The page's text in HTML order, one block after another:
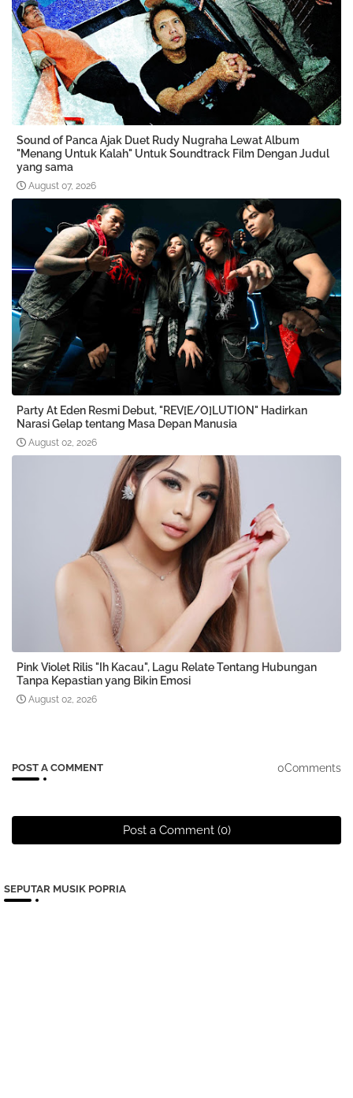
Sound of Panca Ajak Duet Rudy Nugraha Lewat Album
"Menang Untuk Kalah" Untuk Soundtrack Film Dengan Judul
yang sama
August 07, 2026
Party At Eden Resmi Debut, "REV[E/O]LUTION" Hadirkan
Narasi Gelap tentang Masa Depan Manusia
August 02, 2026
Pink Violet Rilis "Ih Kacau", Lagu Relate Tentang Hubungan
Tanpa Kepastian yang Bikin Emosi
August 02, 2026
POST A COMMENT 0Comments
Post a Comment (0)
SEPUTAR MUSIK POPRIA